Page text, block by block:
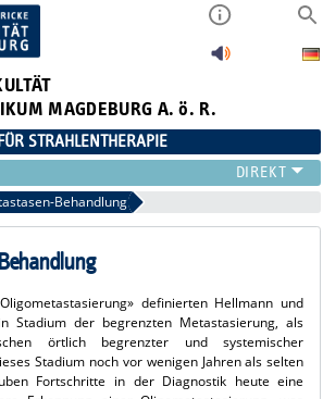
MAGDEBURG A. ö. R.
STRAHLENTHERAPIE
die Strahlentherapie?
Behandlung
definierten Hellmann und
Stadium der begrenzten Metastasierung, als
örtlich begrenzter und systemischer
Stadium noch vor wenigen Jahren als selten
Fortschritte in der Diagnostik heute eine